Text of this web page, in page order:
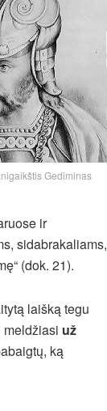
Gediminas
ir
sidabrakaliams,
(dok. 21).
laišką tegu
meldžiasi už
ką